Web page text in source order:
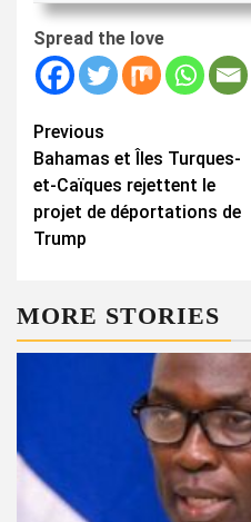
Spread the love
Continue
Reading
Previous
Bahamas et Îles Turques-
et-Caïques rejettent le
projet de déportations de
Trump
MORE STORIES